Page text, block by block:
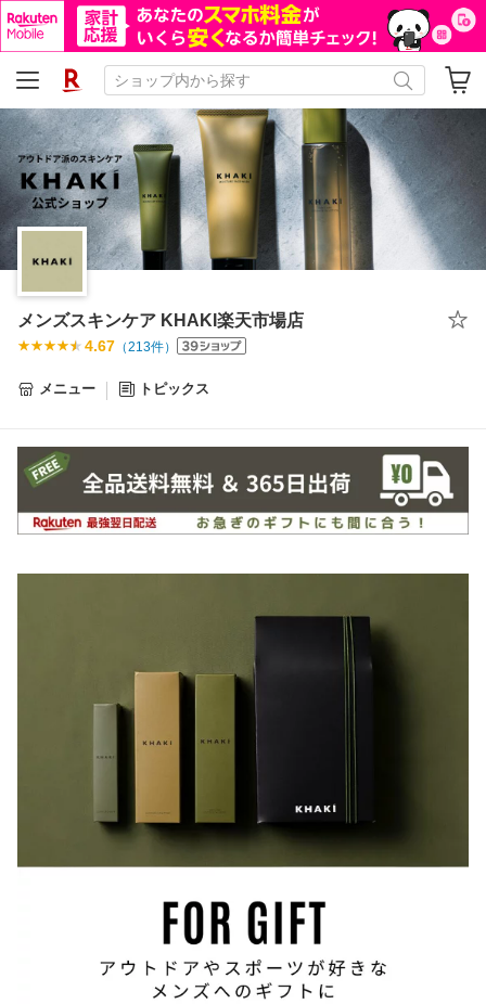
メンズスキンケア KHAKI楽天市場店
4.67 （213件）
メニュー トピックス